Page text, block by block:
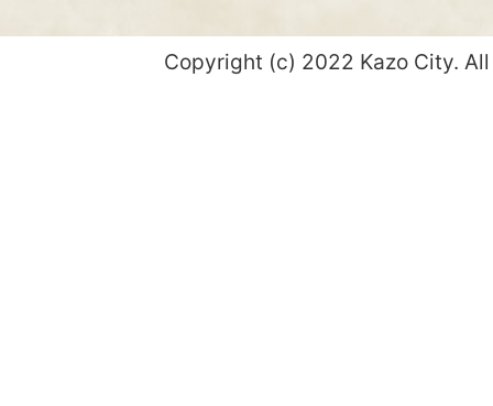
Copyright (c) 2022 Kazo City.